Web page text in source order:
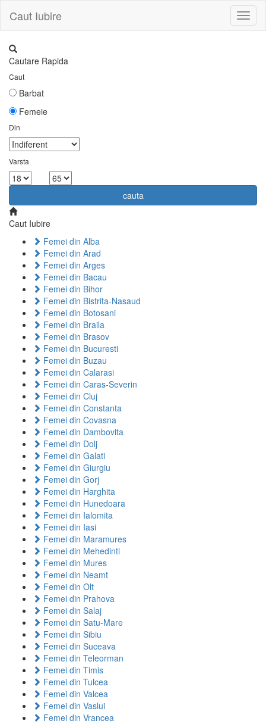
Caut Iubire
Cautare Rapida
Caut
Barbat
Femeie
Din
Varsta
cauta
Caut Iubire
Femei din Alba
Femei din Arad
Femei din Arges
Femei din Bacau
Femei din Bihor
Femei din Bistrita-Nasaud
Femei din Botosani
Femei din Braila
Femei din Brasov
Femei din Bucuresti
Femei din Buzau
Femei din Calarasi
Femei din Caras-Severin
Femei din Cluj
Femei din Constanta
Femei din Covasna
Femei din Dambovita
Femei din Dolj
Femei din Galati
Femei din Giurgiu
Femei din Gorj
Femei din Harghita
Femei din Hunedoara
Femei din Ialomita
Femei din Iasi
Femei din Maramures
Femei din Mehedinti
Femei din Mures
Femei din Neamt
Femei din Olt
Femei din Prahova
Femei din Salaj
Femei din Satu-Mare
Femei din Sibiu
Femei din Suceava
Femei din Teleorman
Femei din Timis
Femei din Tulcea
Femei din Valcea
Femei din Vaslui
Femei din Vrancea